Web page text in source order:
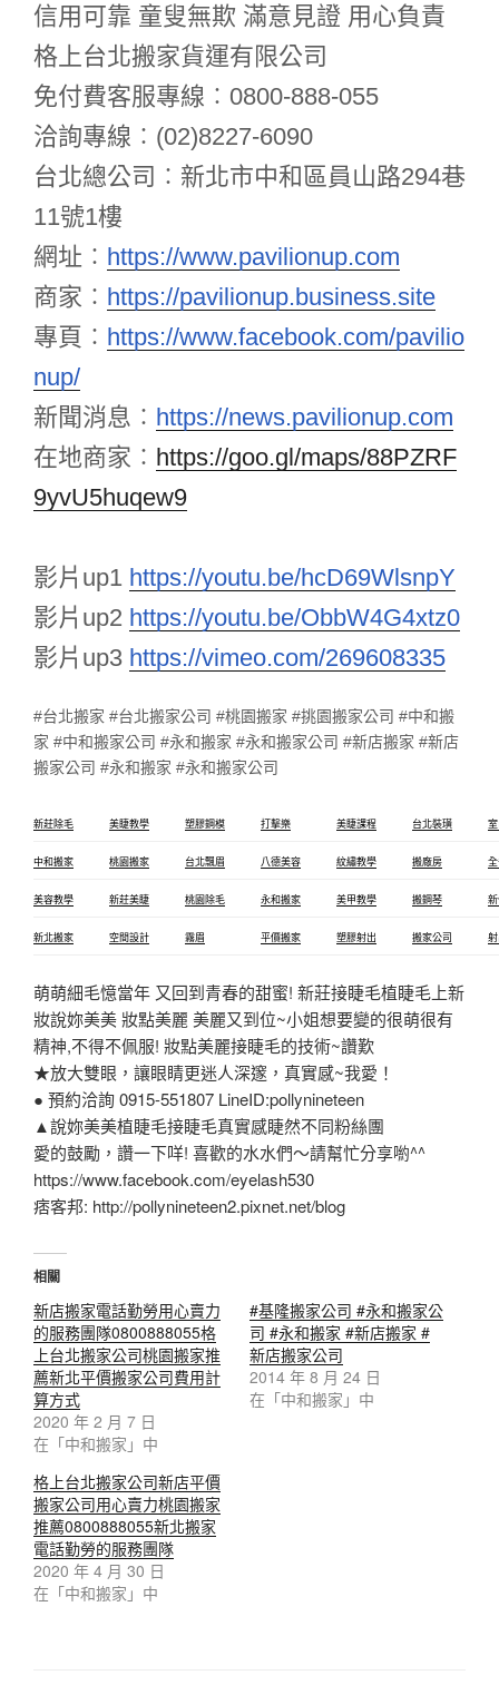
信用可靠 童叟無欺 滿意見證 用心負責
格上台北搬家貨運有限公司
免付費客服專線︰0800-888-055
洽詢專線︰(02)8227-6090
台北總公司︰新北市中和區員山路294巷
11號1樓
網址︰ https://www.pavilionup.com
商家︰ https://pavilionup.business.site
專頁︰ https://www.facebook.com/pavilio
nup/
新聞消息︰ https://news.pavilionup.com
在地商家 ︰ https://goo.gl/maps/88PZRF
9yvU5huqew9
影片up1 https://youtu.be/hcD69WlsnpY
影片up2 https://youtu.be/ObbW4G4xtz0
影片up3 https://vimeo.com/269608335
#台北搬家 #台北搬家公司 #桃園搬家 #挑園搬家公司 #中和搬
家 #中和搬家公司 #永和搬家 #永和搬家公司 #新店搬家 #新店
搬家公司 #永和搬家 #永和搬家公司
新莊除毛 美睫教學 塑膠鋼模 打擊樂 美睫課程 台北裝璜
中和搬家 桃園搬家 台北飄眉 八德美容 紋繡教學 搬廠房
美容教學 新莊美睫 桃園除毛 永和搬家 美甲教學 搬鋼琴
新北搬家 空間設計 霧眉 平價搬家 塑膠射出 搬家公司
萌萌細毛憶當年 又回到青春的甜蜜! 新莊接睫毛植睫毛上新
妝說妳美美 妝點美麗 美麗又到位~小姐想要變的很萌很有
精神,不得不佩服! 妝點美麗接睫毛的技術~讚歎
★放大雙眼，讓眼睛更迷人深邃，真實感~我愛！
● 預約洽詢 0915-551807 LineID:pollynineteen
▲說妳美美植睫毛接睫毛真實感睫然不同粉絲團
愛的鼓勵，讚一下咩! 喜歡的水水們～請幫忙分享喲^^
https://www.facebook.com/eyelash530
痞客邦: http://pollynineteen2.pixnet.net/blog
相關
新店搬家電話勤勞用心賣力
的服務團隊0800888055格
上台北搬家公司桃園搬家推
薦新北平價搬家公司費用計
算方式
2020 年 2 月 7 日
在「中和搬家」中
#基隆搬家公司 #永和搬家公
司 #永和搬家 #新店搬家 #
新店搬家公司
2014 年 8 月 24 日
在「中和搬家」中
格上台北搬家公司新店平價
搬家公司用心賣力桃園搬家
推薦0800888055新北搬家
電話勤勞的服務團隊
2020 年 4 月 30 日
在「中和搬家」中